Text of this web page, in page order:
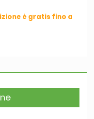
è gratis fino a